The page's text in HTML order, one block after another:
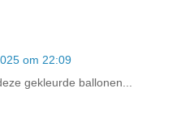
om 22:09
gekleurde ballonen...